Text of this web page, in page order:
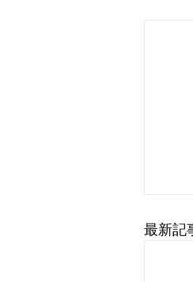
最新記